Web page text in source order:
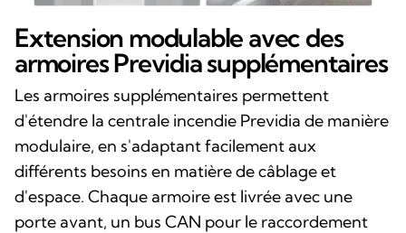
Extension modulable avec des
armoires Previdia supplémentaires
Les armoires supplémentaires permettent
d'étendre la centrale incendie Previdia de manière
modulaire, en s'adaptant facilement aux
différents besoins en matière de câblage et
d'espace. Chaque armoire est livrée avec une
porte avant, un bus CAN pour le raccordement